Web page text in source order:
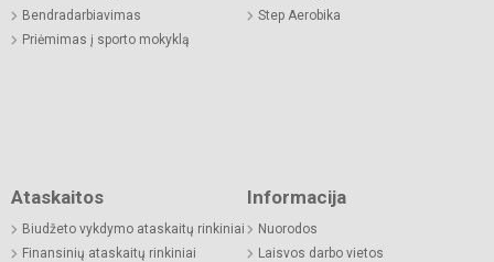
Bendradarbiavimas
Priėmimas į sporto mokyklą
Step Aerobika
Ataskaitos
Biudžeto vykdymo ataskaitų rinkiniai
Finansinių ataskaitų rinkiniai
Informacija
Nuorodos
Laisvos darbo vietos